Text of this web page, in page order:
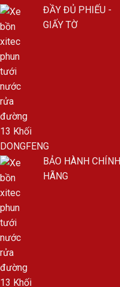
ĐẦY ĐỦ PHIẾU -
GIẤY TỜ
BẢO HÀNH CHÍNH
HÃNG